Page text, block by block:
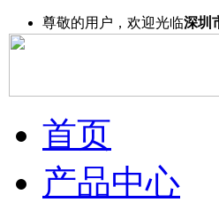
尊敬的用户，欢迎光临深圳
首页
产品中心